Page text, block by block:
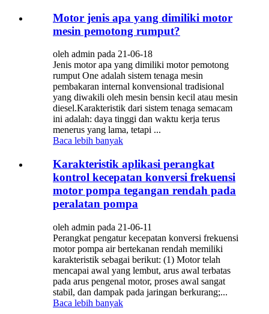
Motor jenis apa yang dimiliki motor
mesin pemotong rumput?
oleh admin pada 21-06-18
Jenis motor apa yang dimiliki motor pemotong
rumput One adalah sistem tenaga mesin
pembakaran internal konvensional tradisional
yang diwakili oleh mesin bensin kecil atau mesin
diesel.Karakteristik dari sistem tenaga semacam
ini adalah: daya tinggi dan waktu kerja terus
menerus yang lama, tetapi ...
Baca lebih banyak
Karakteristik aplikasi perangkat
kontrol kecepatan konversi frekuensi
motor pompa tegangan rendah pada
peralatan pompa
oleh admin pada 21-06-11
Perangkat pengatur kecepatan konversi frekuensi
motor pompa air bertekanan rendah memiliki
karakteristik sebagai berikut: (1) Motor telah
mencapai awal yang lembut, arus awal terbatas
pada arus pengenal motor, proses awal sangat
stabil, dan dampak pada jaringan berkurang;...
Baca lebih banyak